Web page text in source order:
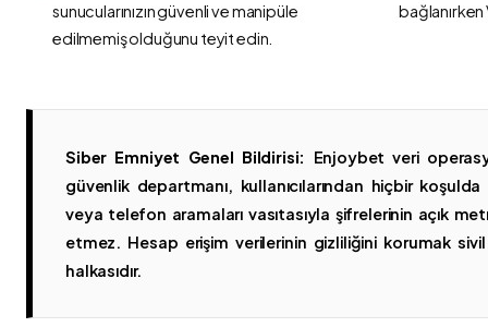
sunucularınızın güvenli ve manipüle
edilmemiş olduğunu teyit edin.
bağlanırken
Siber Emniyet Genel Bildirisi:
Enjoybet veri
güvenlik departmanı, kullanıcılarından hiçbir
veya telefon aramaları vasıtasıyla şifrelerinin açık
etmez. Hesap erişim verilerinin gizliliğini korumak
halkasıdır.